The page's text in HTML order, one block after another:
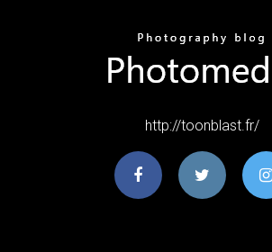
http://toonblast.fr/